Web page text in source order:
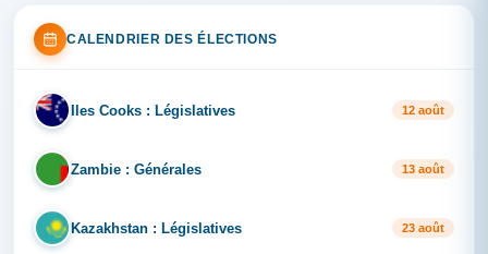
CALENDRIER DES ÉLECTIONS
IL Iles Cooks : Législatives 12 août
ZA Zambie : Générales 13 août
KA Kazakhstan : Législatives 23 août